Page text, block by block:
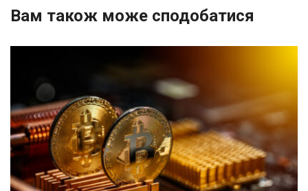
Вам також може сподобатися